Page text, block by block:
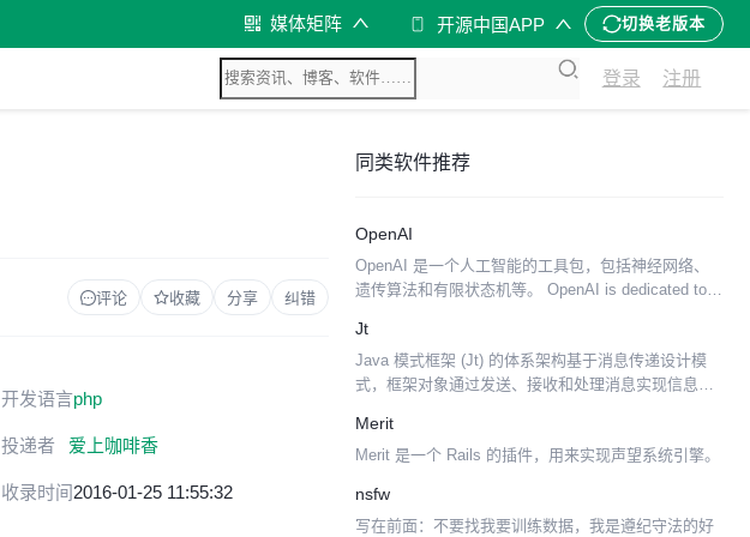
媒体矩阵 开源中国APP 切换老版本
登录 注册
评论 收藏 分享 纠错
开发语言php
投递者 爱上咖啡香
收录时间2016-01-25 11:55:32
同类软件推荐
OpenAI
OpenAI 是一个人工智能的工具包，包括神经网络、
遗传算法和有限状态机等。 OpenAI is dedicated to
Jt
Java 模式框架 (Jt) 的体系架构基于消息传递设计模
式，框架对象通过发送、接收和处理消息实现信息交
因此可以很容易的以“拼装/消息传递（lego/m...
Merit
Merit 是一个 Rails 的插件，用来实现声望系统引擎。
nsfw
写在前面：不要找我要训练数据，我是遵纪守法的好